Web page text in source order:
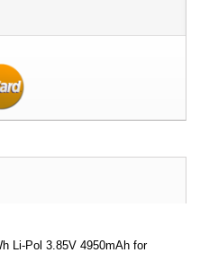
Li-Pol 3.85V 4950mAh for